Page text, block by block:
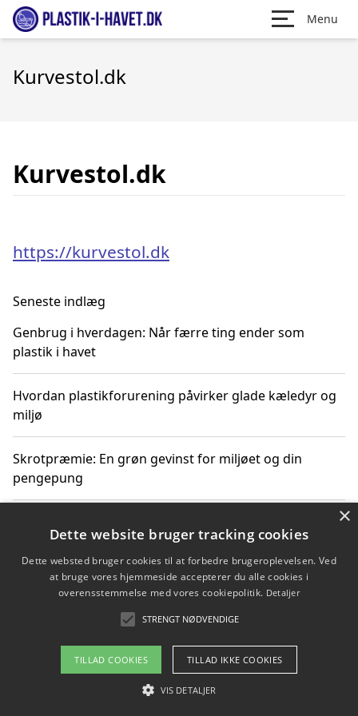
Menu
Kurvestol.dk
Kurvestol.dk
https://kurvestol.dk
Seneste indlæg
Genbrug i hverdagen: Når færre ting ender som
plastik i havet
Hvordan plastikforurening påvirker glade kæledyr og
miljø
Skrotpræmie: En grøn gevinst for miljøet og din
pengepung
Hvordan blåfade med rist kan hjælpe med at reducere
plastik i havet
Spil kasinospil på et troværdigt online casino: Din
guide til sikker og sjov underholdning
Copyright 2026 - Pilanto Aps
Om / kontakt
×
Dette website bruger tracking cookies
Dette websted bruger cookies til at forbedre brugeroplevelsen. Ved
at bruge vores hjemmeside accepterer du alle cookies i
overensstemmelse med vores cookiepolitik. Detaljer
STRENGT NØDVENDIGE
TILLAD COOKIES TILLAD IKKE COOKIES
VIS DETALJER